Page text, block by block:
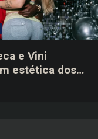
e Vini
estética dos
de